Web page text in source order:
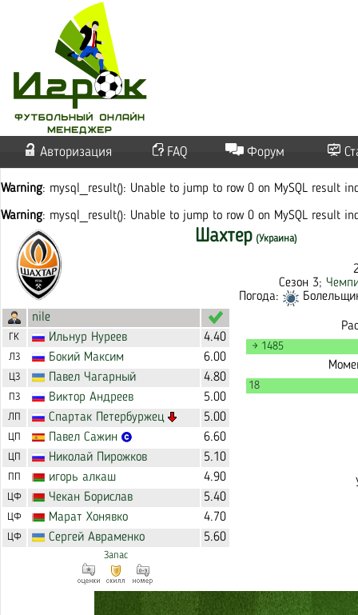
Авторизация FAQ Форум
Warning: mysql_result(): Unable to jump to row 0 on MySQL result
Warning: mysql_result(): Unable to jump to row 0 on MySQL result
Шахтер (Украина)
Сезон 3;
Погода:
nile
ГК Ильнур Нуреев 4.40
ЛЗ Бокий Максим 6.00
ЦЗ Павел Чагарный 4.80
ПЗ Виктор Андреев 5.00
ЛП Спартак Петербуржец 5.00
ЦП Павел Сажин 6.60
ЦП Николай Пирожков 5.10
ПП игорь алкаш 4.90
ЦФ Чекан Борислав 5.40
ЦФ Марат Хонявко 4.70
ЦФ Сергей Авраменко 5.60
Запас
→ 1485
18